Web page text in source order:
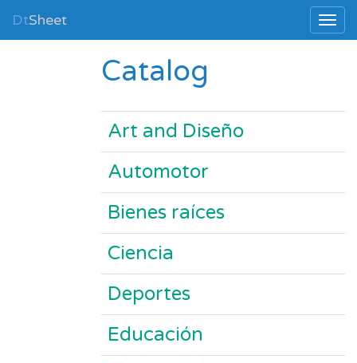
DtSheet
Catalog
Art and Diseño
Automotor
Bienes raíces
Ciencia
Deportes
Educación